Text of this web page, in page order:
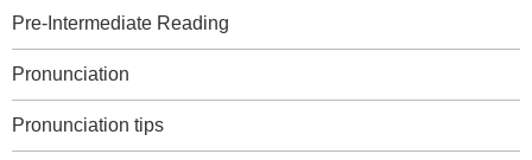
Pre-Intermediate Reading
Pronunciation
Pronunciation tips